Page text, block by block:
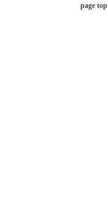
page top